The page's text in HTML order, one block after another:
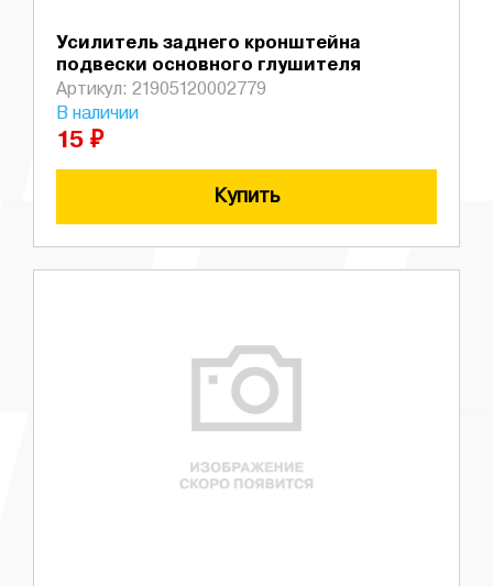
Усилитель заднего кронштейна
подвески основного глушителя
Артикул: 21905120002779
В наличии
15 ₽
Купить